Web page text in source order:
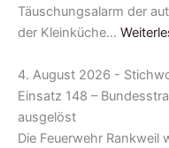
Täuschungsalarm der
der Kleinküche…
4. August 2026 -
Einsatz 148 –
ausgelöst
Die Feuerwehr Rankweil